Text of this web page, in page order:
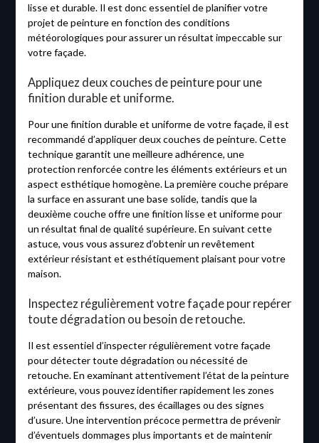
lisse et durable. Il est donc essentiel de planifier votre
projet de peinture en fonction des conditions
météorologiques pour assurer un résultat impeccable sur
votre façade.
Appliquez deux couches de peinture pour une
finition durable et uniforme.
Pour une finition durable et uniforme de votre façade, il est
recommandé d’appliquer deux couches de peinture. Cette
technique garantit une meilleure adhérence, une
protection renforcée contre les éléments extérieurs et un
aspect esthétique homogène. La première couche prépare
la surface en assurant une base solide, tandis que la
deuxième couche offre une finition lisse et uniforme pour
un résultat final de qualité supérieure. En suivant cette
astuce, vous vous assurez d’obtenir un revêtement
extérieur résistant et esthétiquement plaisant pour votre
maison.
Inspectez régulièrement votre façade pour repérer
toute dégradation ou besoin de retouche.
Il est essentiel d’inspecter régulièrement votre façade
pour détecter toute dégradation ou nécessité de
retouche. En examinant attentivement l’état de la peinture
extérieure, vous pouvez identifier rapidement les zones
présentant des fissures, des écaillages ou des signes
d’usure. Une intervention précoce permettra de prévenir
d’éventuels dommages plus importants et de maintenir